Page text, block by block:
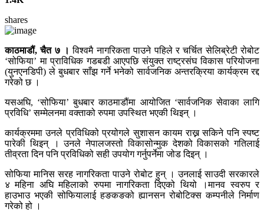
shares
काठमाडौं, चैत ७ । विश्वमै नागरिकता पाउने पहिले र चर्चित सेलिब्रेटी रोबोट
‘सोफिया’ मा प्राविधिक गडबडी आएपछि संयुक्त राष्ट्रसंघ विकास परियोजना
(युनएनडिपी) ले बुधबार साँझ गर्ने भनेको सार्वजनिक अन्तरक्रिया कार्यक्रम रद्द
गरेको छ ।
यसअघि, ‘सोफिया’ बुधबार काठमाडौंमा आयोजित ‘सार्वजनिक सेवाका लागि
प्रविधि’ सम्मेलनमा वक्ताको रुपमा उपस्थित भएकी थिइन् ।
कार्यक्रममा उनले प्रविधिको प्रयोगले सुशासन कायम राख्न सकिने पनि स्पष्ट
पारेकी थिइन् । उनले नेपालजस्तो विकासोन्मुक देशको विकासको गतिलाई
तीव्रता दिन पनि प्रविधिको सही उपयोग गर्नुपर्नेमा जोड दिइन् ।
सोफिया मानिस सरह नागरिकता पाउने रोबोट हुन् । उनलाई साउदी सरकारले
४ महिना अघि महिलाको रुपमा नागरिकता दिएको थियो ।मानव स्वरुप र
हाउभाउ भएकी सोफियालाई हङकङको ह्यानसन रोबोटिक्स कम्पनीले निर्माण
गरेको हो ।